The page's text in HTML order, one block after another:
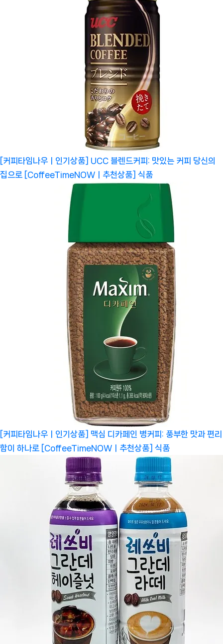
[커피타임나우ㅣ인기상품] UCC 블렌드커피: 맛있는 커피 당신의
집으로 [CoffeeTimeNOWㅣ추천상품] 식품
[커피타임나우ㅣ인기상품] 맥심 디카페인 병커피: 풍부한 맛과 편리
함이 하나로 [CoffeeTimeNOWㅣ추천상품] 식품